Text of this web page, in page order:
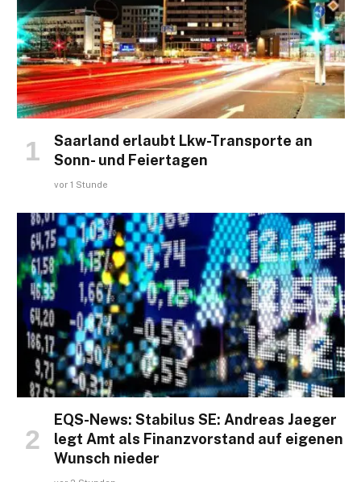
Saarland erlaubt Lkw-Transporte an
Sonn- und Feiertagen
vor 1 Stunde
EQS-News: Stabilus SE: Andreas Jaeger
legt Amt als Finanzvorstand auf eigenen
Wunsch nieder